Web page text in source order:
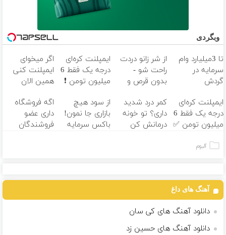
وبگردی
تا 3میلیارد وام
سرمایه در
گردش
فروشگاهت رو
ثبت کن
از شر زانو دردت
راحت شو -
بدون قرص و
ایمپلنت کره‌ای
درجه یک فقط 6
میلیون تومن ❗
اگر میخوای
ایمپلنت کنی
همین الان
۲۵ میلیون
تومان!!!
ایمپلنت کره‌ای
درجه یک فقط 6
میلیون تومن ✅
کمر درد شدید
داری؟ تو خونه
درمانش کن
از سود هیچ
بازاری جا نمون!
باکس سرمایه
اگه فروشگاه
داری عضو
فروشندگان
آلبوم
آهنگ های داغ
دانلود آهنگ های کی سان
دانلود آهنگ های حسین زد